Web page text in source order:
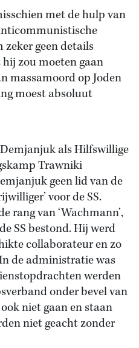
met de hulp van
geen details
zou moeten gaan
massamoord op Joden
moest absoluut
als Hilfswillige
Trawniki
geen lid van de
voor de SS.
rang van ‘Wachmann’,
SS bestond. Hij werd
collaborateur en zo
de administratie was
werden
onder bevel van
niet gaan en staan
niet geacht zonder